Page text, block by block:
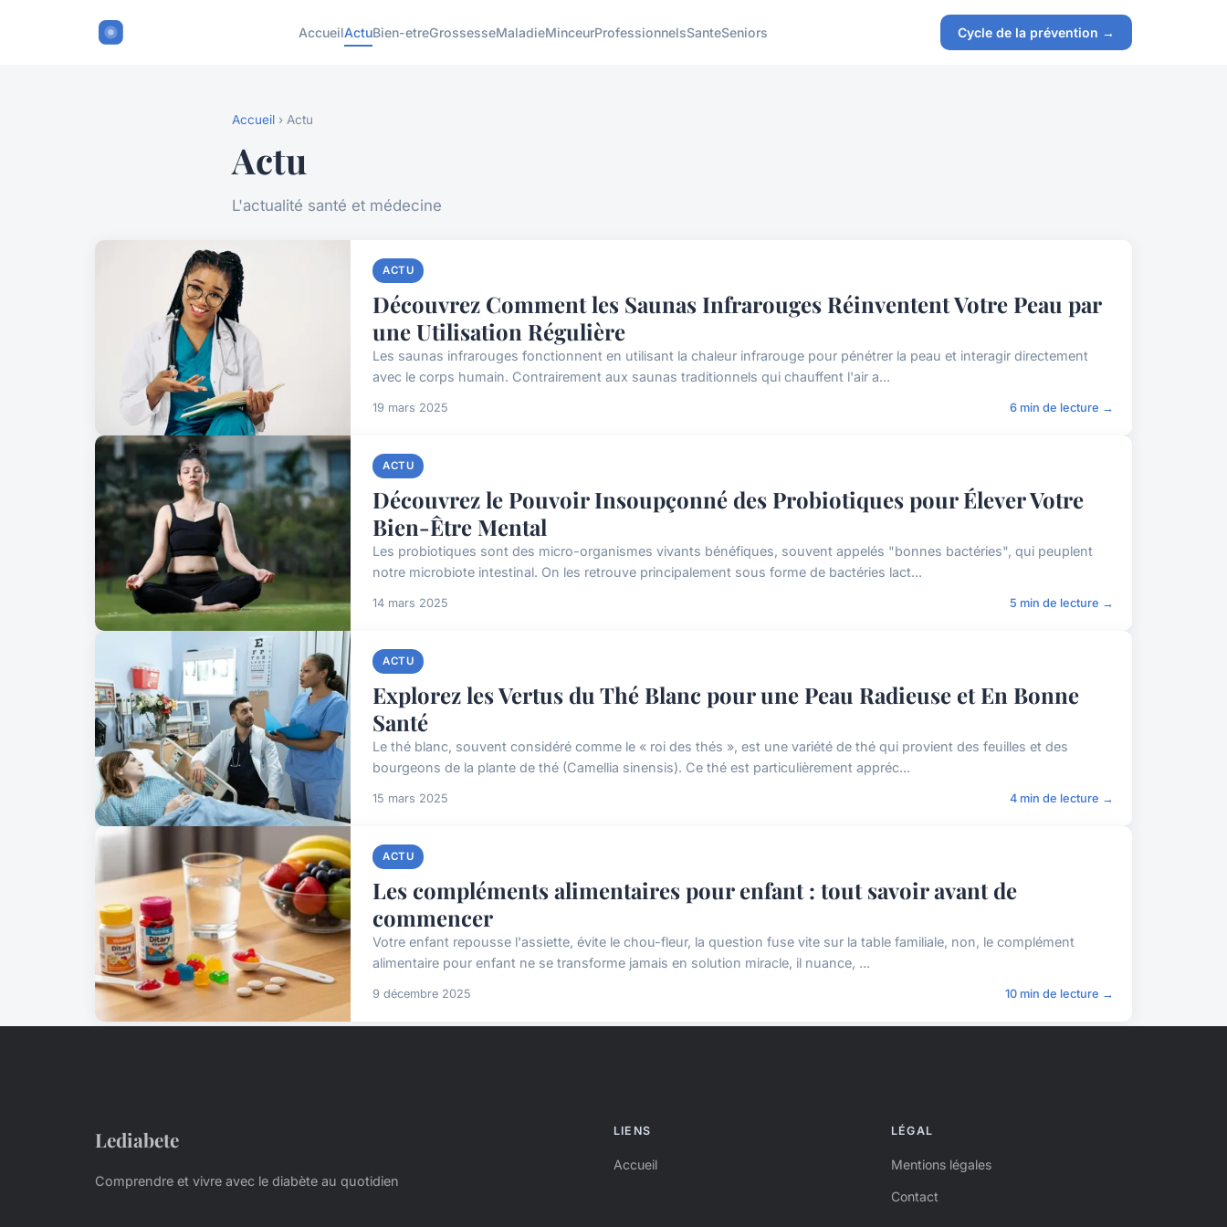
AccueilActuBien-etreGrossesseMaladieMinceurProfessionnelsSanteSeniors Cycle de la prévention →
Accueil › Actu
Actu
L'actualité santé et médecine
ACTU
Découvrez Comment les Saunas Infrarouges Réinventent Votre Peau par
une Utilisation Régulière
Les saunas infrarouges fonctionnent en utilisant la chaleur infrarouge pour pénétrer la peau et interagir directement
avec le corps humain. Contrairement aux saunas traditionnels qui chauffent l'air a...
19 mars 2025 6 min de lecture →
ACTU
Découvrez le Pouvoir Insoupçonné des Probiotiques pour Élever Votre
Bien-Être Mental
Les probiotiques sont des micro-organismes vivants bénéfiques, souvent appelés "bonnes bactéries", qui peuplent
notre microbiote intestinal. On les retrouve principalement sous forme de bactéries lact...
14 mars 2025 5 min de lecture →
ACTU
Explorez les Vertus du Thé Blanc pour une Peau Radieuse et En Bonne
Santé
Le thé blanc, souvent considéré comme le « roi des thés », est une variété de thé qui provient des feuilles et des
bourgeons de la plante de thé (Camellia sinensis). Ce thé est particulièrement appréc...
15 mars 2025 4 min de lecture →
ACTU
Les compléments alimentaires pour enfant : tout savoir avant de
commencer
Votre enfant repousse l'assiette, évite le chou-fleur, la question fuse vite sur la table familiale, non, le complément
alimentaire pour enfant ne se transforme jamais en solution miracle, il nuance, ...
9 décembre 2025 10 min de lecture →
Lediabete
Comprendre et vivre avec le diabète au quotidien
LIENS
Accueil
LÉGAL
Mentions légales
Contact